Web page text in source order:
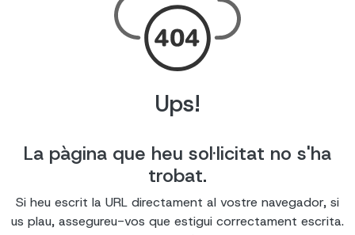
Ups!
La pàgina que heu sol·licitat no s'ha
trobat.
Si heu escrit la URL directament al vostre navegador, si
us plau, assegureu-vos que estigui correctament escrita.